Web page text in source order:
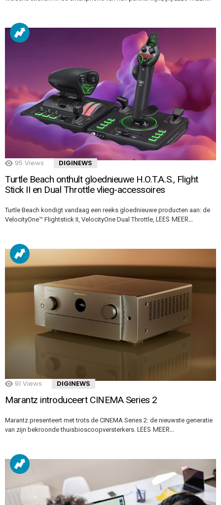
95 Views DIGINEWS
Turtle Beach onthult gloednieuwe H.O.T.A.S., Flight
Stick II en Dual Throttle vlieg-accessoires
Turtle Beach kondigt vandaag een reeks gloednieuwe producten aan: de
VelocityOne™ Flightstick II, VelocityOne Dual Throttle, LEES MEER…
91 Views DIGINEWS
Marantz introduceert CINEMA Series 2
Marantz presenteert met trots de CINEMA Series 2: de nieuwste generatie
van zijn bekroonde thuisbioscoopversterkers. LEES MEER…